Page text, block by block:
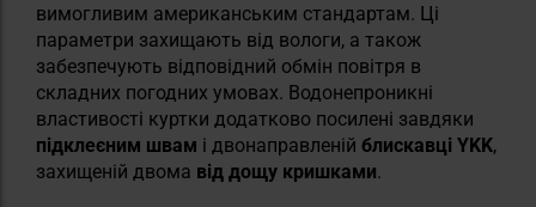
вимогливим американським стандартам. Ці
параметри захищають від вологи, а також
забезпечують відповідний обмін повітря в
складних погодних умовах. Водонепроникні
властивості куртки додатково посилені завдяки
підклеєним швам і двонаправленій блискавці YKK,
захищеній двома від дощу кришками.